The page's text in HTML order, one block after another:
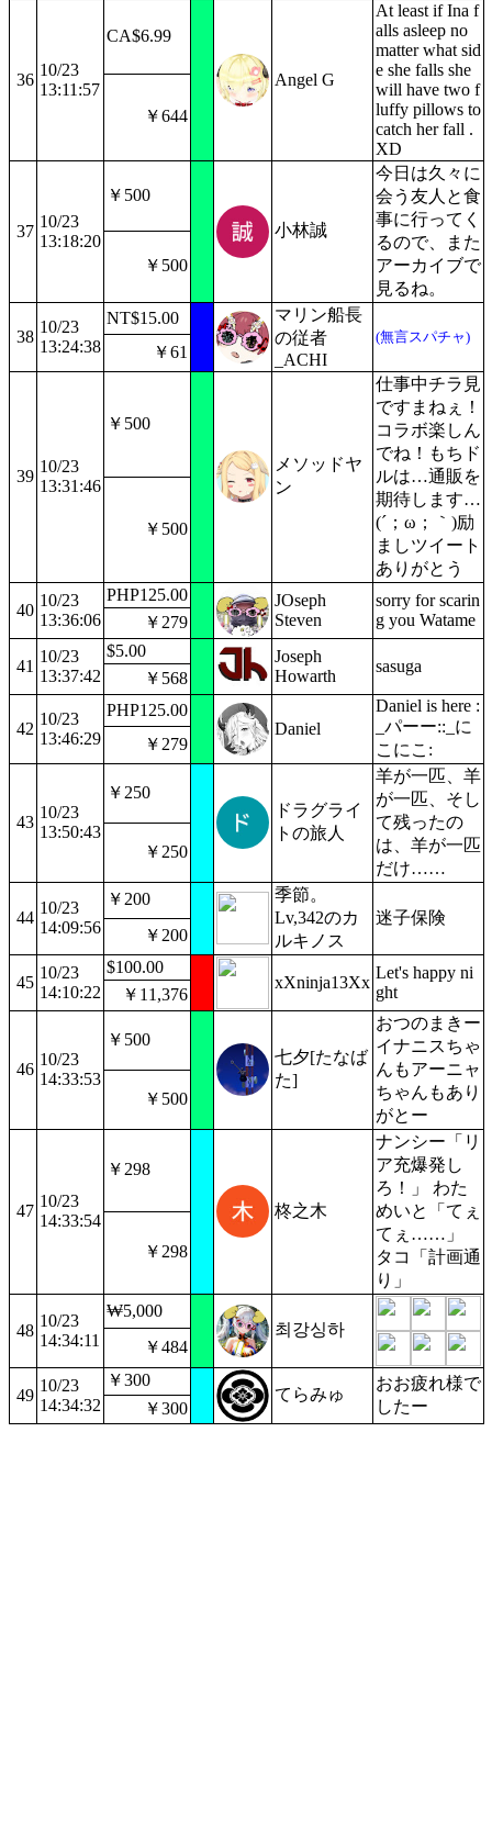
36
10/23
13:11:57
CA$6.99
Angel G
At least if Ina f
alls asleep no
matter what sid
e she falls she
will have two f
luffy pillows to
catch her fall .
XD
￥644
37
10/23
13:18:20
￥500
小林誠
今日は久々に
会う友人と食
事に行ってく
るので、また
アーカイブで
見るね。
￥500
38
10/23
13:24:38
NT$15.00
マリン船長
の従者
_ACHI
(無言スパチャ)
￥61
39
10/23
13:31:46
￥500
メソッドヤ
ン
仕事中チラ見
ですまねぇ！
コラボ楽しん
でね！もちド
ルは…通販を
期待します…
(´；ω；｀)励
ましツイート
ありがとう
￥500
40
10/23
13:36:06
PHP125.00
JOseph
Steven
sorry for scarin
g you Watame
￥279
41
10/23
13:37:42
$5.00
Joseph
Howarth
sasuga
￥568
42
10/23
13:46:29
PHP125.00
Daniel
Daniel is here :
_パーー::_に
こにこ:
￥279
43
10/23
13:50:43
￥250
ドラグライ
トの旅人
羊が一匹、羊
が一匹、そし
て残ったの
は、羊が一匹
だけ……
￥250
44
10/23
14:09:56
￥200
季節。
Lv,342のカ
ルキノス
迷子保険
￥200
45
10/23
14:10:22
$100.00
xXninja13Xx
Let's happy ni
ght
￥11,376
46
10/23
14:33:53
￥500
七夕[たなば
た]
おつのまきー
イナニスちゃ
んもアーニャ
ちゃんもあり
がとー
￥500
47
10/23
14:33:54
￥298
柊之木
ナンシー「リ
ア充爆発し
ろ！」 わた
めいと「てぇ
てぇ……」
タコ「計画通
り」
￥298
48
10/23
14:34:11
₩5,000
최강싱하
￥484
49
10/23
14:34:32
￥300
てらみゅ
おお疲れ様で
したー
￥300